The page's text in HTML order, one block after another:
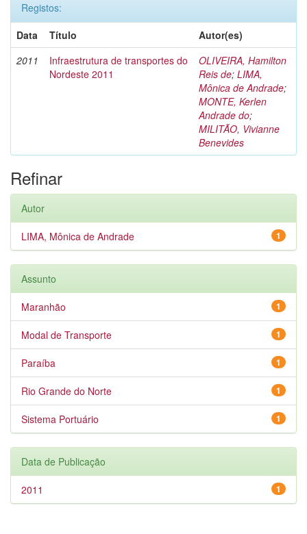
Registos:
Data
Título
Autor(es)
2011
Infraestrutura de transportes do
Nordeste 2011
OLIVEIRA, Hamilton
Reis de; LIMA,
Mônica de Andrade;
MONTE, Kerlen
Andrade do;
MILITÃO, Vivianne
Benevides
Refinar
Autor
1
LIMA, Mônica de Andrade
Assunto
1
Maranhão
1
Modal de Transporte
1
Paraíba
1
Rio Grande do Norte
1
Sistema Portuário
Data de Publicação
1
2011